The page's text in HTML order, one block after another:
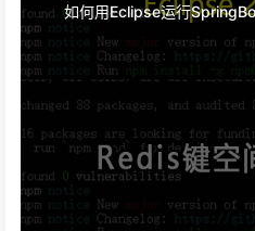
如何用Eclipse运行